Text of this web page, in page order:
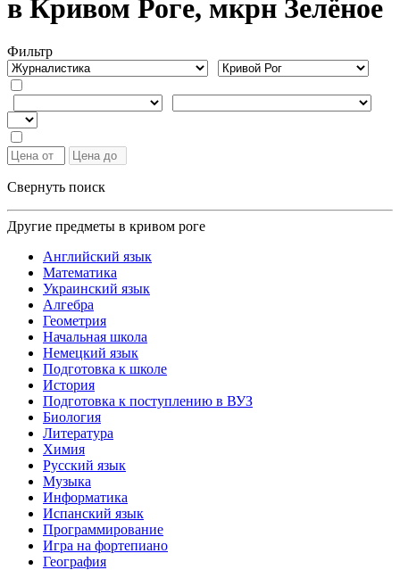
в Кривом Роге, мкрн Зелёное
Фильтр
Свернуть поиск
Другие предметы в кривом роге
Английский язык
Математика
Украинский язык
Алгебра
Геометрия
Начальная школа
Немецкий язык
Подготовка к школе
История
Подготовка к поступлению в ВУЗ
Биология
Литература
Химия
Русский язык
Музыка
Информатика
Испанский язык
Программирование
Игра на фортепиано
География